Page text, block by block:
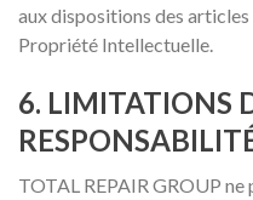
aux dispositions des
Propriété Intellectuelle.
6. LIMITATIONS
TOTAL REPAIR GROUP